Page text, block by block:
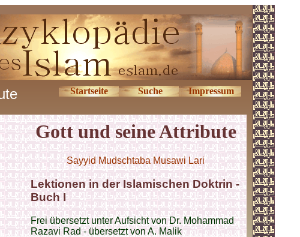
Startseite Suche Impressum
Gott und seine Attribute
Sayyid Mudschtaba Musawi Lari
Lektionen in der Islamischen Doktrin -
Buch I
Frei übersetzt unter Aufsicht von Dr. Mohammad
Razavi Rad - übersetzt von A. Malik